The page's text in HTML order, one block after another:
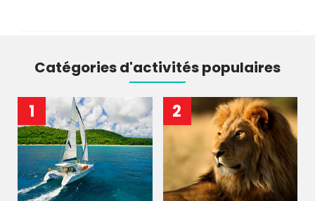
Catégories d'activités populaires
1 2